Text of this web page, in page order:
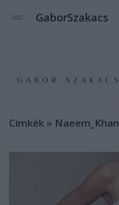
GaborSzakacs
Címkék » Naeem_Khan